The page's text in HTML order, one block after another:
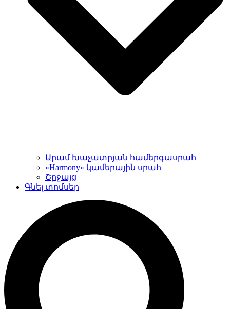
Արամ Խաչատրյան համերգասրահ
«Harmony» կամերային սրահ
Շրջայց
Գնել տոմսեր